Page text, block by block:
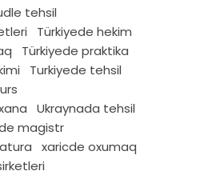
tehsil
Türkiyede hekim
Türkiyede praktika
Turkiyede tehsil
Ukraynada tehsil
magistr
xaricde oxumaq